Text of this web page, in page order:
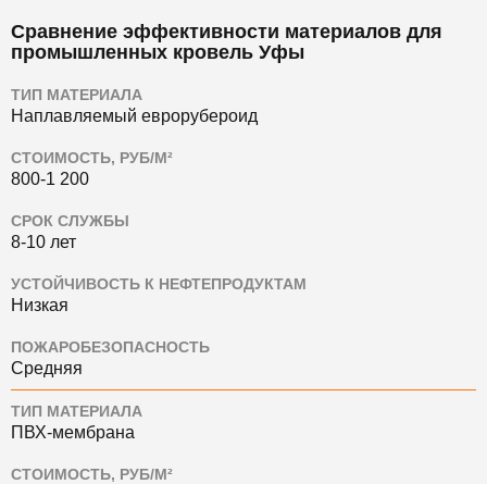
Сравнение эффективности материалов для
промышленных кровель Уфы
ТИП МАТЕРИАЛА
Наплавляемый еврорубероид
СТОИМОСТЬ, РУБ/М²
800-1 200
СРОК СЛУЖБЫ
8-10 лет
УСТОЙЧИВОСТЬ К НЕФТЕПРОДУКТАМ
Низкая
ПОЖАРОБЕЗОПАСНОСТЬ
Средняя
ТИП МАТЕРИАЛА
ПВХ-мембрана
СТОИМОСТЬ, РУБ/М²